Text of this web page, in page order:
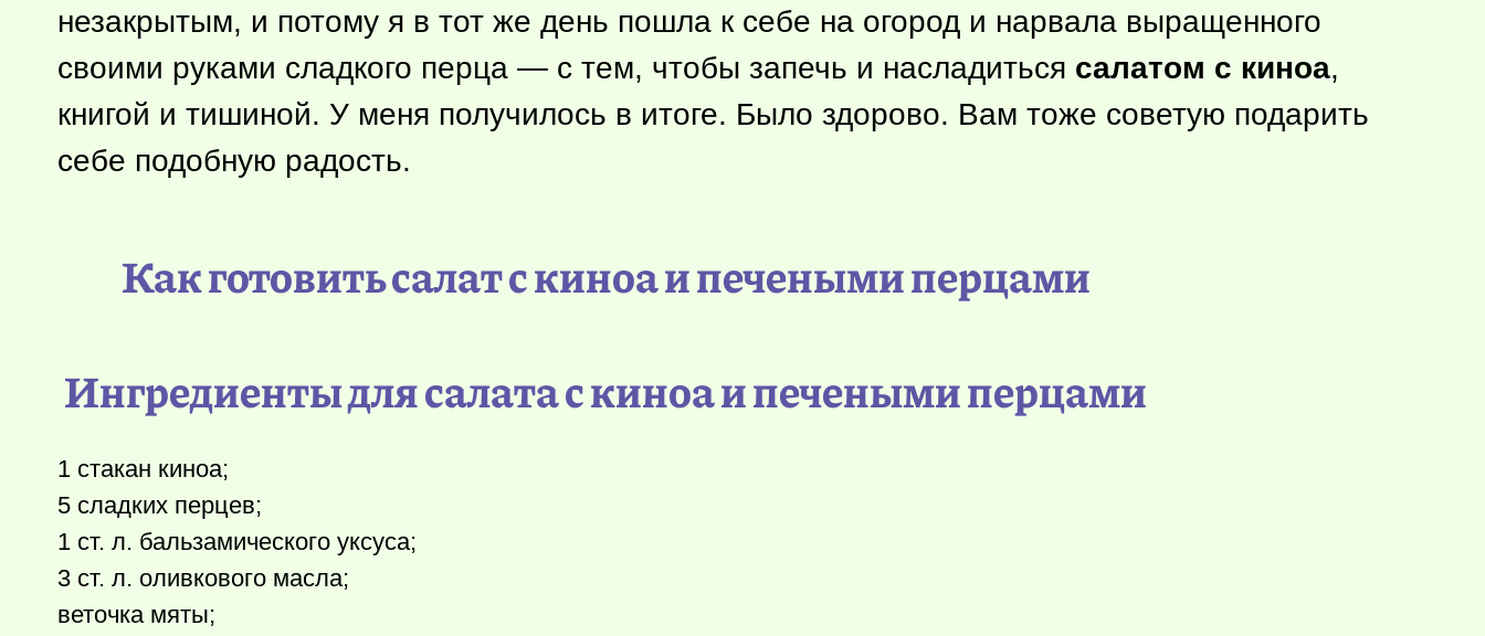
незакрытым, и потому я в тот же день пошла к себе на огород и нарвала выращенного
своими руками сладкого перца — с тем, чтобы запечь и насладиться салатом с киноа,
книгой и тишиной. У меня получилось в итоге. Было здорово. Вам тоже советую подарить
себе подобную радость.
Как готовить салат с киноа и печеными перцами
Ингредиенты для салата с киноа и печеными перцами
1 стакан киноа;
5 сладких перцев;
1 ст. л. бальзамического уксуса;
3 ст. л. оливкового масла;
веточка мяты;